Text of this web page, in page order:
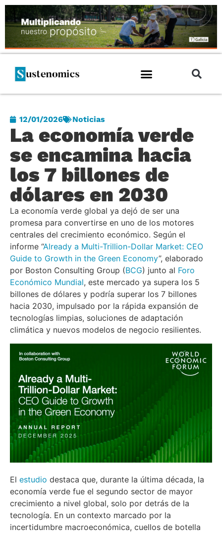
12/01/2026 Noticias
La economía verde
se encamina hacia
los 7 billones de
dólares en 2030
La economía verde global ya dejó de ser una
promesa para convertirse en uno de los motores
centrales del crecimiento económico. Según el
informe “Already a Multi-Trillion-Dollar Market: CEO
Guide to Growth in the Green Economy”, elaborado
por Boston Consulting Group (BCG) junto al Foro
Económico Mundial, este mercado ya supera los 5
billones de dólares y podría superar los 7 billones
hacia 2030, impulsado por la rápida expansión de
tecnologías limpias, soluciones de adaptación
climática y nuevos modelos de negocio resilientes.
El estudio destaca que, durante la última década, la
economía verde fue el segundo sector de mayor
crecimiento a nivel global, solo por detrás de la
tecnología. En un contexto marcado por la
incertidumbre macroeconómica, cuellos de botella